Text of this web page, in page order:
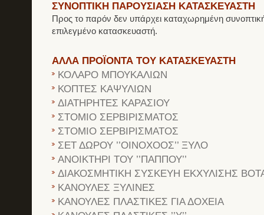
ΣΥΝΟΠΤΙΚΗ ΠΑΡΟΥΣΙΑΣΗ ΚΑΤΑΣΚΕΥΑΣΤΗ
Προς το παρόν δεν υπάρχει καταχωρημένη
επιλεγμένο κατασκευαστή.
ΑΛΛΑ ΠΡΟΪΟΝΤΑ ΤΟΥ ΚΑΤΑΣΚΕΥΑΣΤΗ
ΚΟΛΑΡΟ ΜΠΟΥΚΑΛΙΩΝ
ΚΟΠΤΕΣ ΚΑΨΥΛΙΩΝ
ΔΙΑΤΗΡΗΤΕΣ ΚΑΡΑΣΙΟΥ
ΣΤΟΜΙΟ ΣΕΡΒΙΡΙΣΜΑΤΟΣ
ΣΤΟΜΙΟ ΣΕΡΒΙΡΙΣΜΑΤΟΣ
ΣΕΤ ΔΩΡΟΥ ’’ΟΙΝΟΧΟΟΣ’’ ΞΥΛΟ
ΑΝΟΙΚΤΗΡΙ ΤΟΥ ’’ΠΑΠΠΟΥ’’
ΔΙΑΚΟΣΜΗΤΙΚΗ ΣΥΣΚΕΥΗ ΕΚΧΥΛΙΣΗΣ
ΚΑΝΟΥΛΕΣ ΞΥΛΙΝΕΣ
ΚΑΝΟΥΛΕΣ ΠΛΑΣΤΙΚΕΣ ΓΙΑ ΔΟΧΕΙΑ